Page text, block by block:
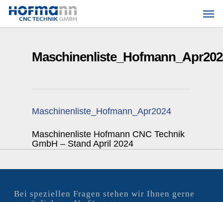
Skip
Maschinenliste_Hofmann_Apr2024
Maschinenliste Hofmann CNC Technik
GmbH – Stand April 2024
Bei speziellen Fragen stehen wir Ihnen gerne